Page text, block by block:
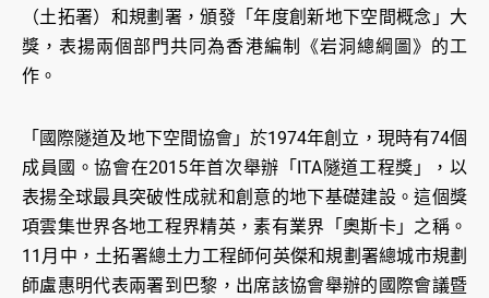
（土拓署）和規劃署，頒發「年度創新地下空間概念」大
獎，表揚兩個部門共同為香港編制《岩洞總綱圖》的工
作。
「國際隧道及地下空間協會」於1974年創立，現時有74個
成員國。協會在2015年首次舉辦「ITA隧道工程獎」，以
表揚全球最具突破性成就和創意的地下基礎建設。這個獎
項雲集世界各地工程界精英，素有業界「奧斯卡」之稱。
11月中，土拓署總土力工程師何英傑和規劃署總城市規劃
師盧惠明代表兩署到巴黎，出席該協會舉辦的國際會議暨